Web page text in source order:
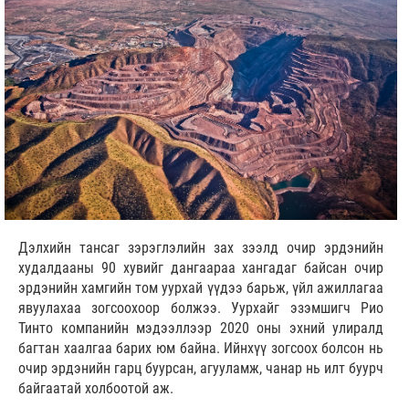
Дэлхийн тансаг зэрэглэлийн зах зээлд очир эрдэнийн
худалдааны 90 хувийг дангаараа хангадаг байсан очир
эрдэнийн хамгийн том уурхай үүдээ барьж, үйл ажиллагаа
явуулахаа зогсоохоор болжээ. Уурхайг эзэмшигч Рио
Тинто компанийн мэдээллээр 2020 оны эхний улиралд
багтан хаалгаа барих юм байна. Ийнхүү зогсоох болсон нь
очир эрдэнийн гарц буурсан, агууламж, чанар нь илт буурч
байгаатай холбоотой аж.